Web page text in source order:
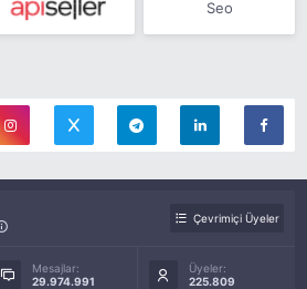
Seo
Çevrimiçi Üyeler
Mesajlar:
29.974.991
Üyeler:
225.809